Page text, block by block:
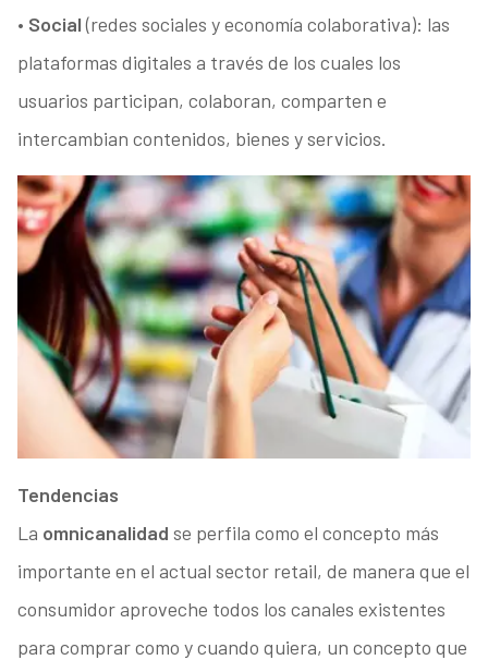
• Social(redes sociales y economía colaborativa): las
plataformas digitales a través de los cuales los
usuarios participan, colaboran, comparten e
intercambian contenidos, bienes y servicios.
Tendencias
La omnicanalidad se perfila como el concepto más
importante en el actual sector retail, de manera que el
consumidor aproveche todos los canales existentes
para comprar como y cuando quiera, un concepto que